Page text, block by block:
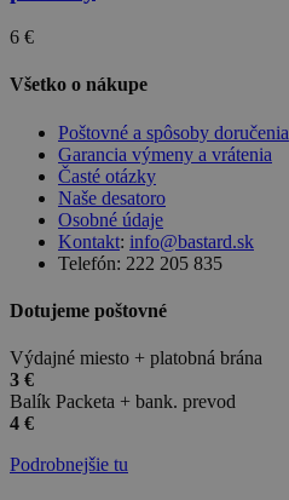
6 €
Všetko o nákupe
Poštovné a spôsoby doručenia
Garancia výmeny a vrátenia
Časté otázky
Naše desatoro
Osobné údaje
Kontakt: info@bastard.sk
Telefón: 222 205 835
Dotujeme poštovné
Výdajné miesto + platobná brána
3 €
Balík Packeta + bank. prevod
4 €
Podrobnejšie tu